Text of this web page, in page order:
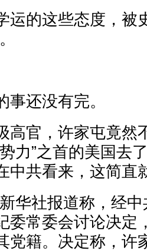
运的这些态度，被
还没有完。
高官，许家屯竟然
力”之首的美国去
中共看来，这简直
华社报道称，经
委常委会讨论决定
党籍。决定称，许